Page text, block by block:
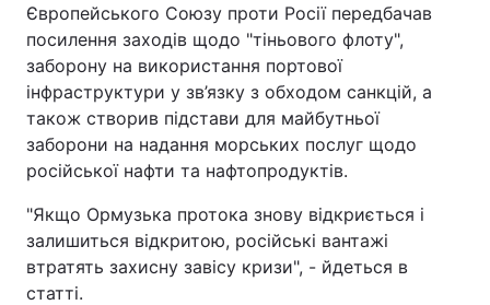
Європейського Союзу проти Росії передбачав
посилення заходів щодо "тіньового флоту",
заборону на використання портової
інфраструктури у зв’язку з обходом санкцій, а
також створив підстави для майбутньої
заборони на надання морських послуг щодо
російської нафти та нафтопродуктів.
"Якщо Ормузька протока знову відкриється і
залишиться відкритою, російські вантажі
втратять захисну завісу кризи", - йдеться в
статті.